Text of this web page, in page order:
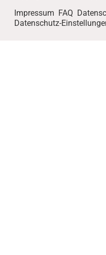
Impressum FAQ
Datenschutz-